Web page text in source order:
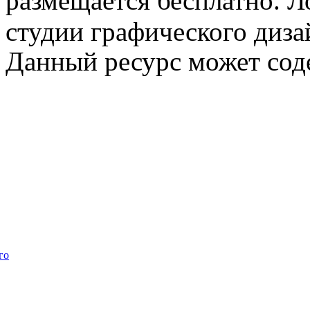
студии графического
Данный ресурс может